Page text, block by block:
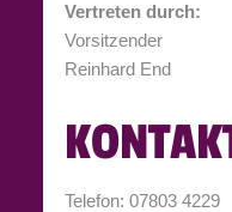
Vertreten durch:
Vorsitzender
Reinhard End
Telefon: 07803 4229